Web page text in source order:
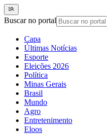
Buscar no portal
Capa
Últimas Notícias
Esporte
Eleições 2026
Política
Minas Gerais
Brasil
Mundo
Agro
Entretenimento
Eloos